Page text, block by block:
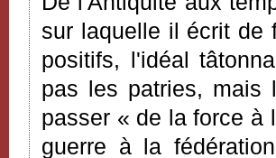
sur laquelle il écrit de
positifs, l'idéal
pas les patries, mais
passer « de la force à
guerre à la